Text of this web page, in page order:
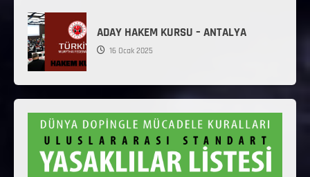
ADAY HAKEM KURSU – ANTALYA
16 Ocak 2025